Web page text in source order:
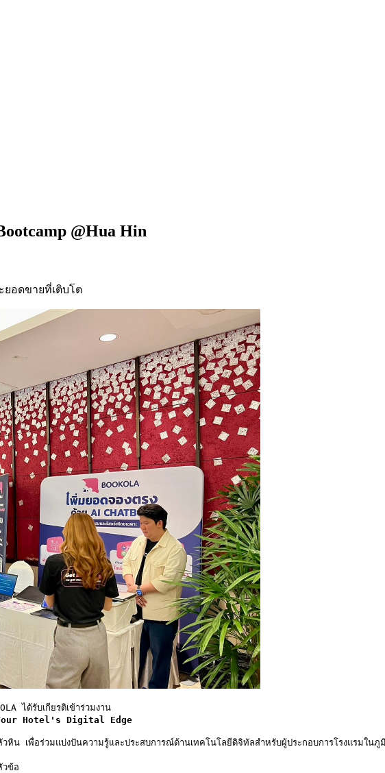
@Hua Hin
ยอดขายที่เติบโต
ได้รับเกียรติเข้าร่วมงาน
Your Hotel's Digital Edge
น เพื่อร่วมแบ่งปันความรู้และประสบการณ์ด้านเทคโนโลยีดิจิทัลสำหรับผู้ประกอบการโรงแรมในภู
วข้อ